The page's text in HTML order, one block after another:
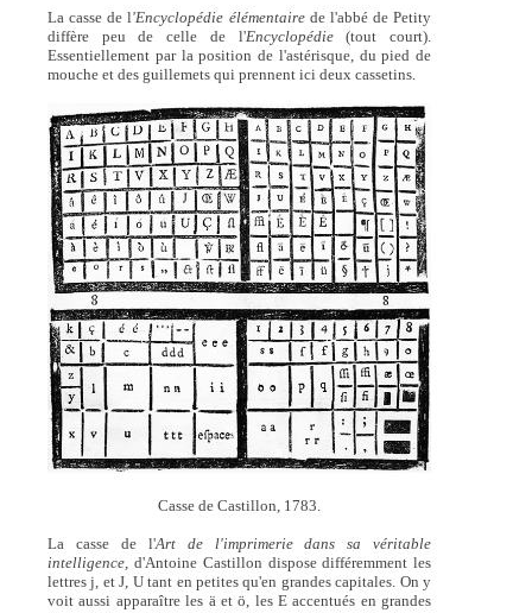
La casse de l'Encyclopédie élémentairede l'abbé de Petity
diffère peu de celle de l'Encyclopédie(tout court).
Essentiellement par la position de l'astérisque, du pied de
mouche et des guillemets qui prennent ici deux cassetins.
Casse de Castillon, 1783.
La casse de l'Art de l'imprimerie dans sa véritable
intelligence, d'Antoine Castillon dispose différemment les
lettres j, et J, U tant en petites qu'en grandes capitales. On y
voit aussi apparaître les ä et ö, les E accentués en grandes